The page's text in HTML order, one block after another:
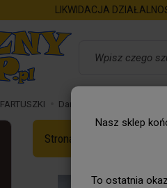
Nasz sklep
To ostatnia
LIKWIDACJA
FARTUSZKI Damskie Fartuch sexi -
Strona Główna